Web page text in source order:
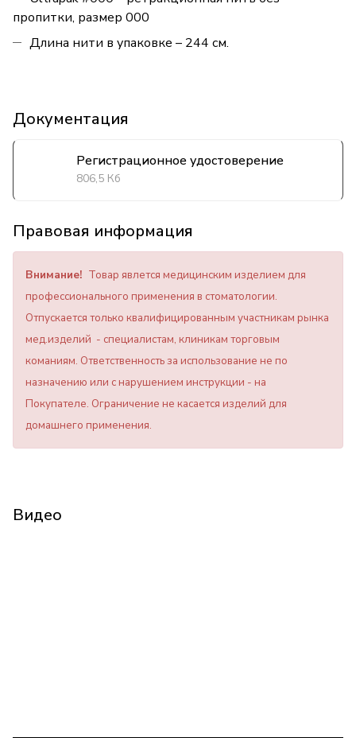
пропитки, размер 000
Длина нити в упаковке – 244 см.
Документация
Регистрационное удостоверение
806,5 Кб
Правовая информация
Внимание! Товар явлется медицинским изделием для
профессионального применения в стоматологии.
Отпускается только квалифицированным участникам рынка
мед.изделий - специалистам, клиникам торговым
команиям. Ответственность за использование не по
назначению или с нарушением инструкции - на
Покупателе. Ограничение не касается изделий для
домашнего применения.
Видео